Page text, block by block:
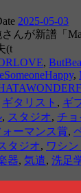
2025-05-03
んが新譜「
(t
,
,
ギタリスト , ギ
, スタジオ, チョ
ーマンス賞,
タジオ, ワシ
器, 気遣, 洗足